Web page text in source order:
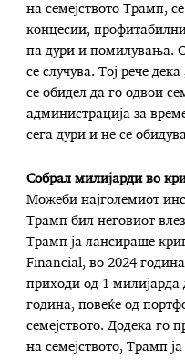
на семејството Трамп,
концесии,
па дури и помилувања.
се случува. Тој рече
се обидел да го одвои
администрација за
сега дури и не се
Собрал милијарди во
Можеби најголемиот
Трамп бил неговиот
Трамп ја лансираше
Financial, во 2024
приходи од 1 милијарда
година, повеќе од
семејството. Додека го
на семејството, Трамп